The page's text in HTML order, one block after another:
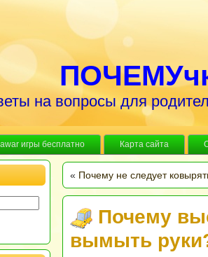
на вопросы для
игры бесплатно Карта сайта
« Почему не следует
Почему
вымыть